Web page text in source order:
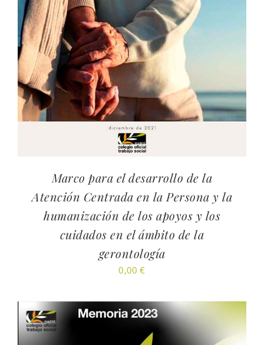
Marco para el desarrollo de la
Atención Centrada en la Persona y la
humanización de los apoyos y los
cuidados en el ámbito de la
gerontología
0,00€